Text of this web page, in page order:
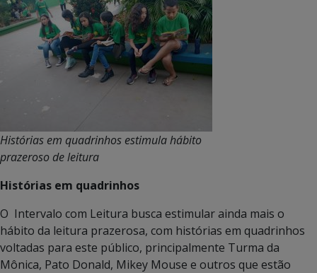
Histórias em quadrinhos estimula hábito
prazeroso de leitura
Histórias em quadrinhos
O Intervalo com Leitura busca estimular ainda mais o
hábito da leitura prazerosa, com histórias em quadrinhos
voltadas para este público, principalmente Turma da
Mônica, Pato Donald, Mikey Mouse e outros que estão